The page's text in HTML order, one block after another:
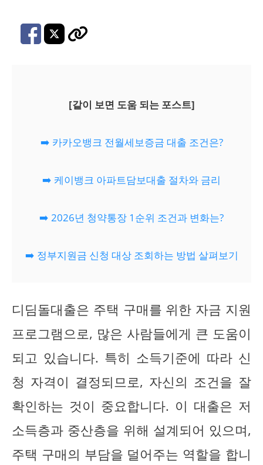
[같이 보면 도움 되는 포스트]
➡️ 카카오뱅크 전월세보증금 대출 조건은?
➡️ 케이뱅크 아파트담보대출 절차와 금리
➡️ 2026년 청약통장 1순위 조건과 변화는?
➡️ 정부지원금 신청 대상 조회하는 방법 살펴보기
디딤돌대출은 주택 구매를 위한 자금 지원
프로그램으로, 많은 사람들에게 큰 도움이
되고 있습니다. 특히 소득기준에 따라 신
청 자격이 결정되므로, 자신의 조건을 잘
확인하는 것이 중요합니다. 이 대출은 저
소득층과 중산층을 위해 설계되어 있으며,
주택 구매의 부담을 덜어주는 역할을 합니